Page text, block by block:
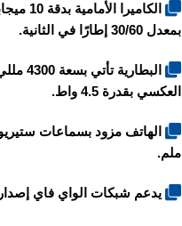
بمعدل 30/60 إطارًا في الثانية.
العكسي بقدرة 4.5 واط.
ملم.
يدعم شبكات الواي فاي إصدار 7 بالترددات a/b/g/n/ac/ax/be ويدعم خاصية Tri-band وWi-Fi Direct ونقطة الاتصال Hotspot.